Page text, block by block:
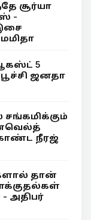
சூர்யா
-
5
ஜனதா
சங்கமிக்கும்
நீரஜ்
தான்
அதிபர்